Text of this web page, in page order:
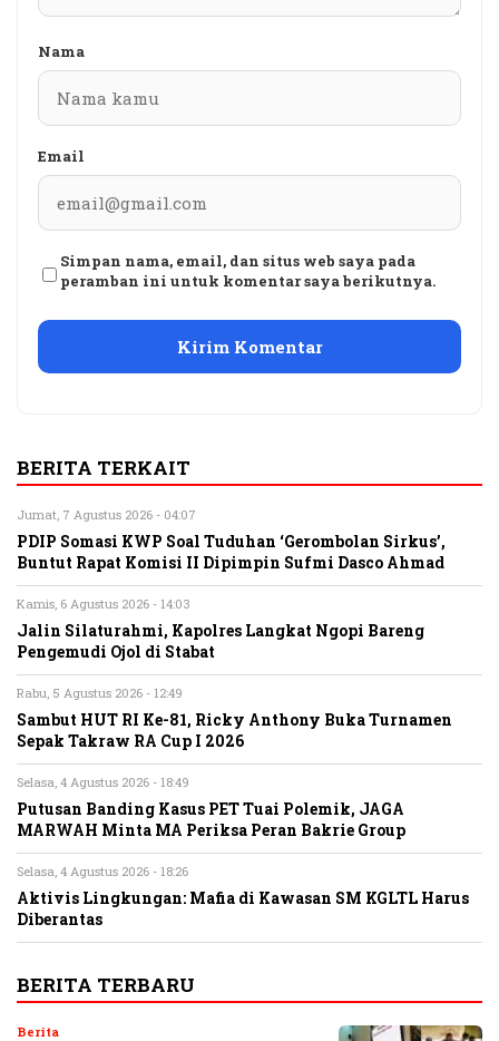
Nama
Email
Simpan nama, email, dan situs web saya pada
peramban ini untuk komentar saya berikutnya.
BERITA TERKAIT
Jumat, 7 Agustus 2026 - 04:07
PDIP Somasi KWP Soal Tuduhan ‘Gerombolan Sirkus’,
Buntut Rapat Komisi II Dipimpin Sufmi Dasco Ahmad
Kamis, 6 Agustus 2026 - 14:03
Jalin Silaturahmi, Kapolres Langkat Ngopi Bareng
Pengemudi Ojol di Stabat
Rabu, 5 Agustus 2026 - 12:49
Sambut HUT RI Ke-81, Ricky Anthony Buka Turnamen
Sepak Takraw RA Cup I 2026
Selasa, 4 Agustus 2026 - 18:49
Putusan Banding Kasus PET Tuai Polemik, JAGA
MARWAH Minta MA Periksa Peran Bakrie Group
Selasa, 4 Agustus 2026 - 18:26
Aktivis Lingkungan: Mafia di Kawasan SM KGLTL Harus
Diberantas
BERITA TERBARU
Berita